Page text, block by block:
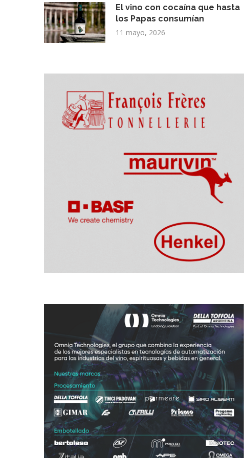
El vino con cocaína que hasta
los Papas consumían
11 mayo, 2026